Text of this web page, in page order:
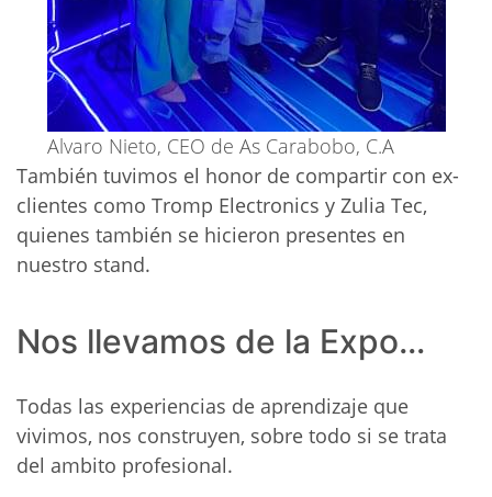
Alvaro Nieto, CEO de As Carabobo, C.A
También tuvimos el honor de compartir con ex-
clientes como Tromp Electronics y Zulia Tec,
quienes también se hicieron presentes en
nuestro stand.
Nos llevamos de la Expo…
Todas las experiencias de aprendizaje que
vivimos, nos construyen, sobre todo si se trata
del ambito profesional.